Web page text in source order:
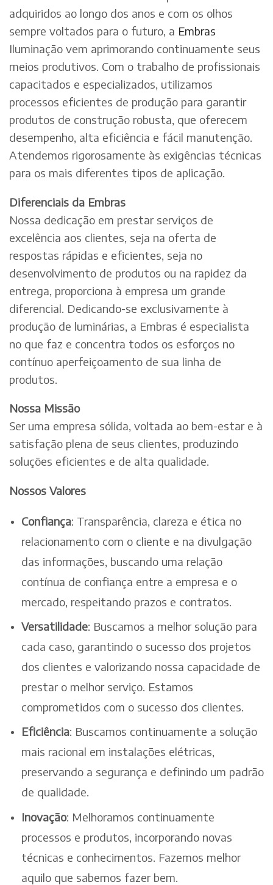
adquiridos ao longo dos anos e com os olhos
sempre voltados para o futuro, a Embras
Iluminação vem aprimorando continuamente seus
meios produtivos. Com o trabalho de profissionais
capacitados e especializados, utilizamos
processos eficientes de produção para garantir
produtos de construção robusta, que oferecem
desempenho, alta eficiência e fácil manutenção.
Atendemos rigorosamente às exigências técnicas
para os mais diferentes tipos de aplicação.
Diferenciais da Embras
Nossa dedicação em prestar serviços de
excelência aos clientes, seja na oferta de
respostas rápidas e eficientes, seja no
desenvolvimento de produtos ou na rapidez da
entrega, proporciona à empresa um grande
diferencial. Dedicando-se exclusivamente à
produção de luminárias, a Embras é especialista
no que faz e concentra todos os esforços no
contínuo aperfeiçoamento de sua linha de
produtos.
Nossa Missão
Ser uma empresa sólida, voltada ao bem-estar e à
satisfação plena de seus clientes, produzindo
soluções eficientes e de alta qualidade.
Nossos Valores
Confiança: Transparência, clareza e ética no
relacionamento com o cliente e na divulgação
das informações, buscando uma relação
contínua de confiança entre a empresa e o
mercado, respeitando prazos e contratos.
Versatilidade: Buscamos a melhor solução para
cada caso, garantindo o sucesso dos projetos
dos clientes e valorizando nossa capacidade de
prestar o melhor serviço. Estamos
comprometidos com o sucesso dos clientes.
Eficiência: Buscamos continuamente a solução
mais racional em instalações elétricas,
preservando a segurança e definindo um padrão
de qualidade.
Inovação: Melhoramos continuamente
processos e produtos, incorporando novas
técnicas e conhecimentos. Fazemos melhor
aquilo que sabemos fazer bem.